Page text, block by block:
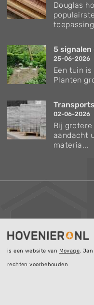
Douglas
5 signalen
25-06-2026
Een tuin
Planten
02-06-2026
Bij
aandacht
materia...
is een website van Movage, Jan
rechten voorbehouden